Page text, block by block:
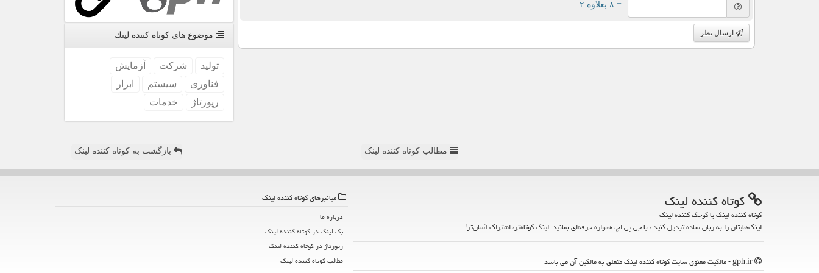
= ۸ بعلاوه ۲
ارسال نظر موضوع های كوتاه كننده لینك
تولید شركت
آزمایش
فناوری
سیستم
ابزار
رپورتاژ
خدمات
مطالب کوتاه کننده لینک بازگشت به کوتاه کننده لینک
كوتاه كننده لینك
کوتاه کننده لینک یا کوچک کننده لینک
لینک‌هایتان را به زبان ساده تبدیل کنید ، با جی پی اچ، همواره حرفه‌ای بمانید. لینک کوتاه‌تر، اشتراک آسان‌تر!
میانبرهای كوتاه كننده لینك
درباره ما
بک لینک در كوتاه كننده لینك
رپورتاژ در كوتاه كننده لینك
مطالب كوتاه كننده لینك